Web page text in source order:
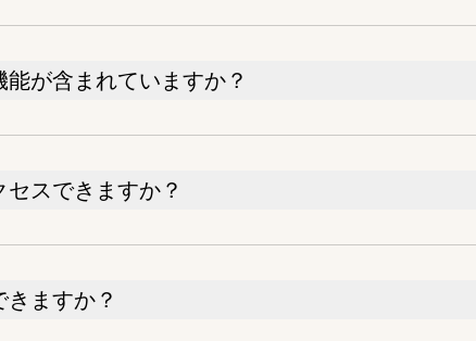
が含まれていますか？
スできますか？
ますか？